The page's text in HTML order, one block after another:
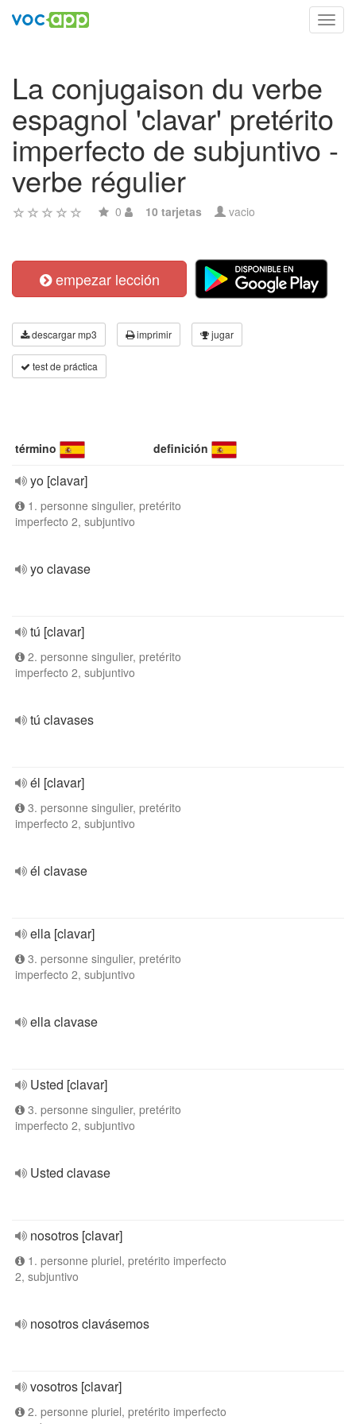
La conjugaison du verbe
espagnol 'clavar' pretérito
imperfecto de subjuntivo -
verbe régulier
0 10 tarjetas vacio
empezar lección
descargar mp3 imprimir jugar
test de práctica
término definición
yo [clavar]
1. personne singulier, pretérito
imperfecto 2, subjuntivo
yo clavase
tú [clavar]
2. personne singulier, pretérito
imperfecto 2, subjuntivo
tú clavases
él [clavar]
3. personne singulier, pretérito
imperfecto 2, subjuntivo
él clavase
ella [clavar]
3. personne singulier, pretérito
imperfecto 2, subjuntivo
ella clavase
Usted [clavar]
3. personne singulier, pretérito
imperfecto 2, subjuntivo
Usted clavase
nosotros [clavar]
1. personne pluriel, pretérito imperfecto
2, subjuntivo
nosotros clavásemos
vosotros [clavar]
2. personne pluriel, pretérito imperfecto